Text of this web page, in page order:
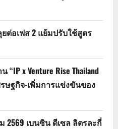
ต่อเฟส 2 แย้มปรับใช้สูตร
x Venture Rise Thailand
ษฐกิจ-เพิ่มการแข่งขันของ
2569 เบนซิน ดีเซล ลิตรละกี่